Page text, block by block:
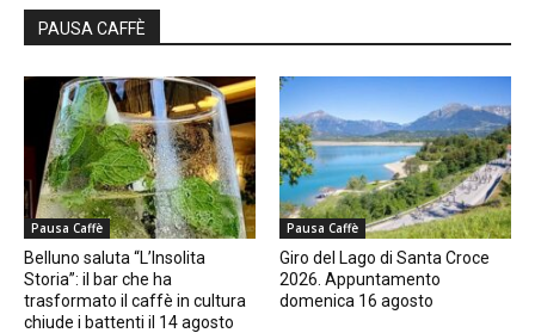
PAUSA CAFFÈ
Pausa Caffè
Belluno saluta “L’Insolita
Storia”: il bar che ha
trasformato il caffè in cultura
chiude i battenti il 14 agosto
Pausa Caffè
Giro del Lago di Santa Croce
2026. Appuntamento
domenica 16 agosto